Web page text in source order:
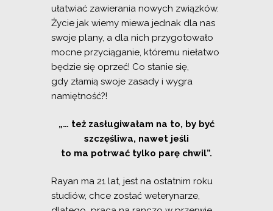
ułatwiać zawierania nowych związków.
Życie jak wiemy miewa jednak dla nas
swoje plany, a dla nich przygotowało
mocne przyciąganie, któremu niełatwo
będzie się oprzeć! Co stanie się,
gdy złamią swoje zasady i wygra
namiętność?!
„… też zasługiwałam na to, by być
szczęśliwa, nawet jeśli
to ma potrwać tylko parę chwil”.
Rayan ma 21 lat, jest na ostatnim roku
studiów, chce zostać weterynarze,